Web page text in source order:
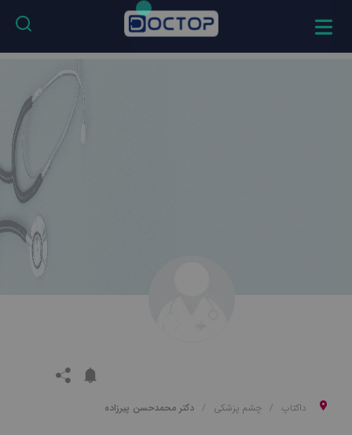
داکتاپ چشم پزشکی دکتر محمدحسن پیرزاده